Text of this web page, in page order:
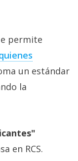
permite
un estándar
la
en RCS.